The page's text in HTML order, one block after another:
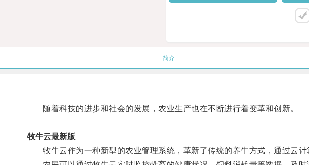
简介
随着科技的进步和社会的发展，农业生产也在不断进行着变革和创新。
牧牛云最新版
牧牛云作为一种新型的农业管理系统，革新了传统的养牛方式，通过云计